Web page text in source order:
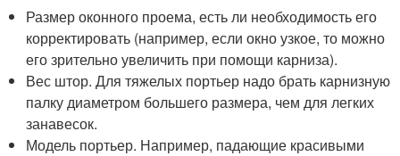
Размер оконного проема, есть ли необходимость его
корректировать (например, если окно узкое, то можно
его зрительно увеличить при помощи карниза).
Вес штор. Для тяжелых портьер надо брать карнизную
палку диаметром большего размера, чем для легких
занавесок.
Модель портьер. Например, падающие красивыми